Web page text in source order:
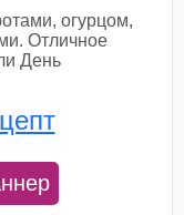
огурцом,
Отличное
День